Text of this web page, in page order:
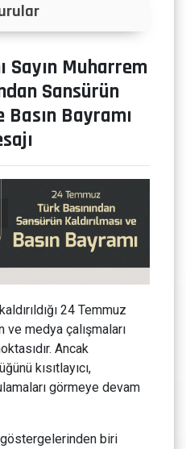
Sayın Muharrem
Sansürün
Basın Bayramı
24 Temmuz
ve medya çalışmaları
Ancak
kısıtlayıcı,
görmeye devam
biri